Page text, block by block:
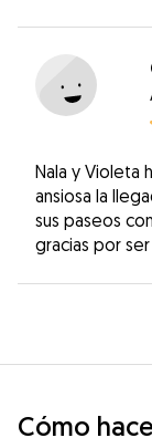
Nala y Violeta
ansiosa la
sus paseos
gracias por
Cómo